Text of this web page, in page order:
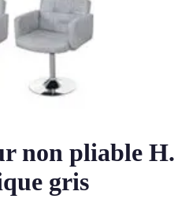
non pliable H.
gris